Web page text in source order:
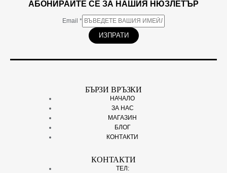
АБОНИРАЙТЕ СЕ ЗА НАШИЯ НЮЗЛЕТЪР
Email *
ИЗПРАТИ
БЪРЗИ ВРЪЗКИ
НАЧАЛО
ЗА НАС
МАГАЗИН
БЛОГ
КОНТАКТИ
КОНТАКТИ
ТЕЛ: